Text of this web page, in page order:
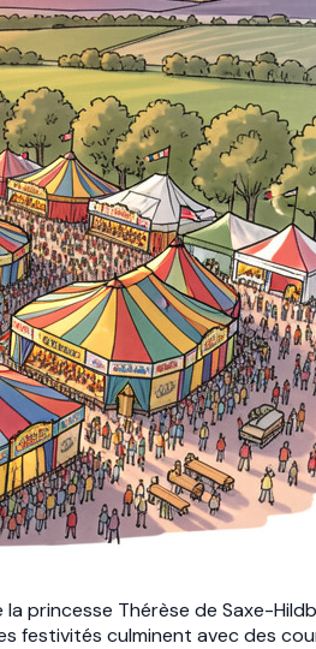
princesse Thérèse de Saxe-
festivités culminent avec des